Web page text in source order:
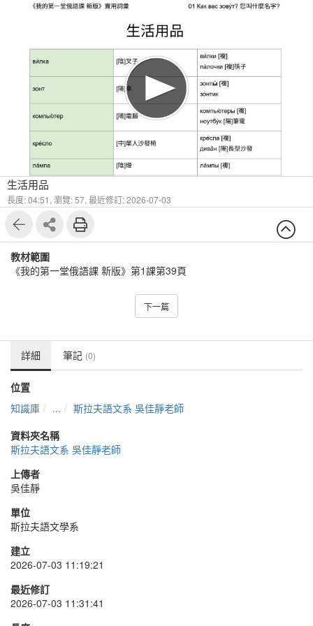
生活用品
長度: 04:51, 瀏覽: 57, 最近修訂: 2026-07-03
教材範圍
《我的第一堂俄語課 新版》第1課第39頁
下一篇
詳細 筆記 (0)
位置
知識庫
...
斯拉夫語文系 吳佳靜老師
資料夾名稱
斯拉夫語文系 吳佳靜老師
上傳者
吳佳靜
單位
斯拉夫語文學系
建立
2026-07-03 11:19:21
最近修訂
2026-07-03 11:31:41